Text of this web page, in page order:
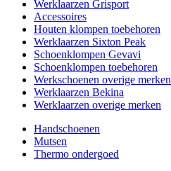
Werklaarzen Grisport
Accessoires
Houten klompen toebehoren
Werklaarzen Sixton Peak
Schoenklompen Gevavi
Schoenklompen toebehoren
Werkschoenen overige merken
Werklaarzen Bekina
Werklaarzen overige merken
Handschoenen
Mutsen
Thermo ondergoed